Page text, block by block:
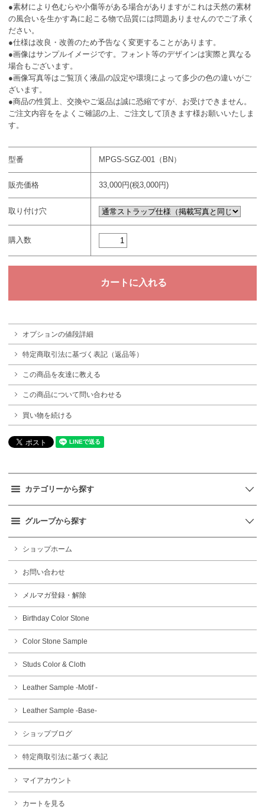
●素材により色むらや小傷等がある場合がありますがこれは天然の素材
の風合いを生かす為に起こる物で品質には問題ありませんのでご了承く
ださい。
●仕様は改良・改善のため予告なく変更することがあります。
●画像はサンプルイメージです。フォント等のデザインは実際と異なる
場合もございます。
●画像写真等はご覧頂く液晶の設定や環境によって多少の色の違いがご
ざいます。
●商品の性質上、交換やご返品は誠に恐縮ですが、お受けできません。
ご注文内容ををよくご確認の上、ご注文して頂きます様お願いいたしま
す。
型番 MPGS-SGZ-001（BN）
販売価格 33,000円(税3,000円)
取り付け穴
購入数
オプションの値段詳細
特定商取引法に基づく表記（返品等）
この商品を友達に教える
この商品について問い合わせる
買い物を続ける
カテゴリーから探す
グループから探す
ショップホーム
お問い合わせ
メルマガ登録・解除
Birthday Color Stone
Color Stone Sample
Studs Color & Cloth
Leather Sample -Motif -
Leather Sample -Base-
ショップブログ
特定商取引法に基づく表記
マイアカウント
カートを見る